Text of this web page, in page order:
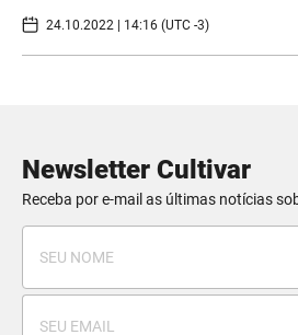
24.10.2022 | 14:16 (UTC -3)
Newsletter Cultivar
Receba por e-mail as últimas notícias